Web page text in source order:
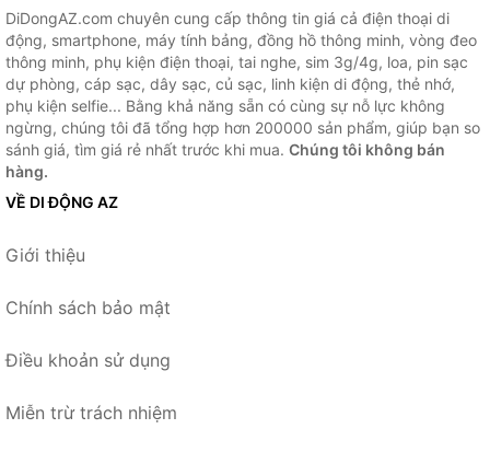
DiDongAZ.com chuyên cung cấp thông tin giá cả điện thoại di
động, smartphone, máy tính bảng, đồng hồ thông minh, vòng đeo
thông minh, phụ kiện điện thoại, tai nghe, sim 3g/4g, loa, pin sạc
dự phòng, cáp sạc, dây sạc, củ sạc, linh kiện di động, thẻ nhớ,
phụ kiện selfie... Bằng khả năng sẵn có cùng sự nỗ lực không
ngừng, chúng tôi đã tổng hợp hơn 200000 sản phẩm, giúp bạn so
sánh giá, tìm giá rẻ nhất trước khi mua. Chúng tôi không bán
hàng.
VỀ DI ĐỘNG AZ
Giới thiệu
Chính sách bảo mật
Điều khoản sử dụng
Miễn trừ trách nhiệm